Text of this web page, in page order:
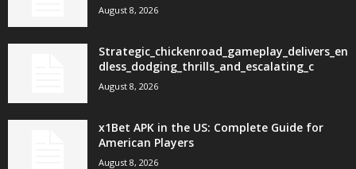
August 8, 2026
Strategic_chickenroad_gameplay_delivers_en
dless_dodging_thrills_and_escalating_c
August 8, 2026
x1Bet APK in the US: Complete Guide for
American Players
August 8, 2026